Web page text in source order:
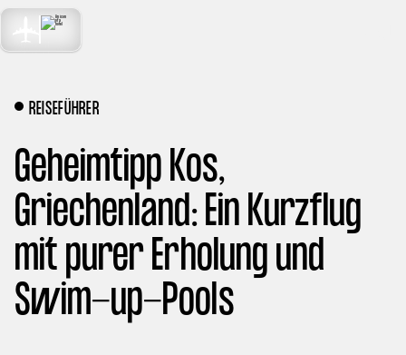
TRAVEL
NEXT LEVEL
REISEFÜHRER
Geheimtipp Kos,
Griechenland: Ein Kurzflug
mit purer Erholung und
Swim-up-Pools